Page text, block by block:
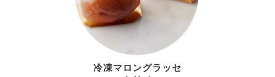
冷凍マロングラッセ